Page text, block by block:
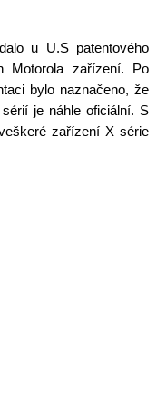
u U.S patentového
Motorola zařízení. Po
bylo naznačeno, že
je náhle oficiální. S
zařízení X série